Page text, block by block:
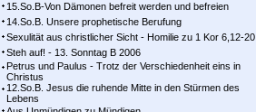
15.So.B-Von Dämonen befreit werden und befreien
14.So.B. Unsere prophetische Berufung
Sexulität aus christlicher Sicht - Homilie zu 1 Kor 6,12-20
Steh auf! - 13. Sonntag B 2006
Petrus und Paulus - Trotz der Verschiedenheit eins in
Christus
12.So.B. Jesus die ruhende Mitte in den Stürmen des
Lebens